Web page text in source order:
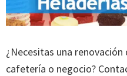
¿Necesitas una
cafetería o negocio?